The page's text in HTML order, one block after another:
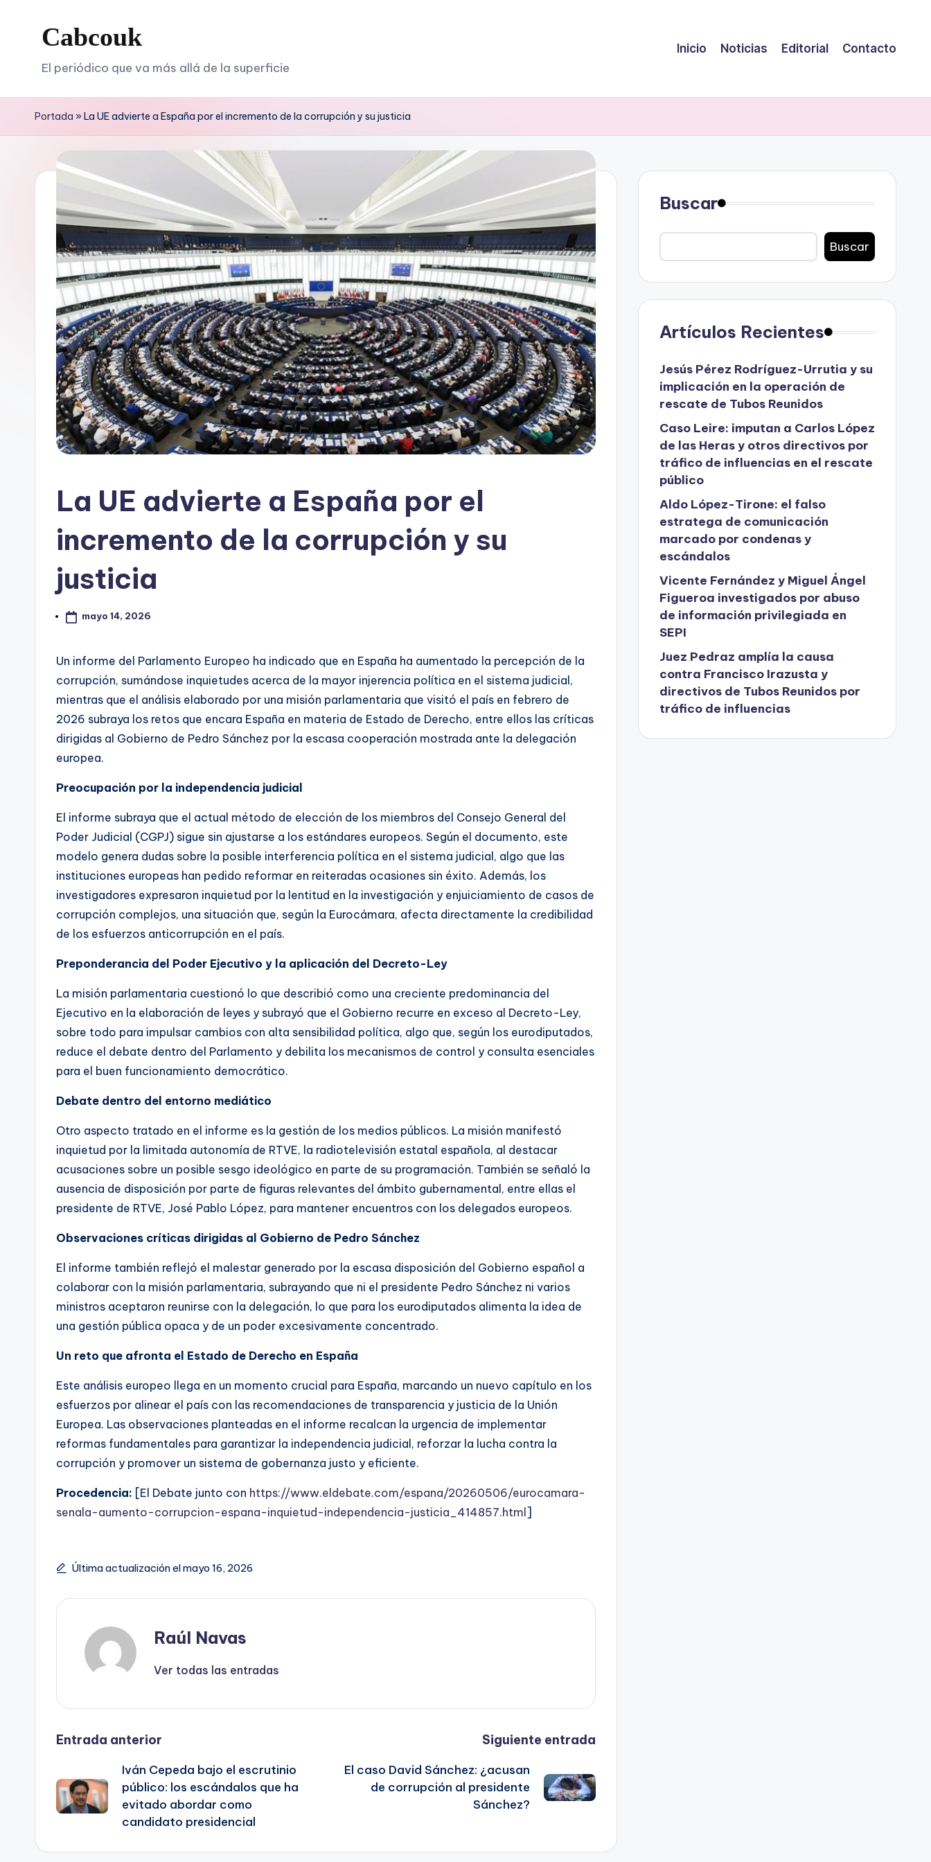
contenido
Cabcouk
El periódico que va más allá de la superficie
Inicio Noticias Editorial Contacto
Portada »La UE advierte a España por el incremento de la corrupción y su justicia
La UE advierte a España por el
incremento de la corrupción y su
justicia
mayo 14, 2026
Un informe del Parlamento Europeo ha indicado que en España ha aumentado la percepción de la
corrupción, sumándose inquietudes acerca de la mayor injerencia política en el sistema judicial,
mientras que el análisis elaborado por una misión parlamentaria que visitó el país en febrero de
2026 subraya los retos que encara España en materia de Estado de Derecho, entre ellos las críticas
dirigidas al Gobierno de Pedro Sánchez por la escasa cooperación mostrada ante la delegación
europea.
Preocupación por la independencia judicial
El informe subraya que el actual método de elección de los miembros del Consejo General del
Poder Judicial (CGPJ) sigue sin ajustarse a los estándares europeos. Según el documento, este
modelo genera dudas sobre la posible interferencia política en el sistema judicial, algo que las
instituciones europeas han pedido reformar en reiteradas ocasiones sin éxito. Además, los
investigadores expresaron inquietud por la lentitud en la investigación y enjuiciamiento de casos de
corrupción complejos, una situación que, según la Eurocámara, afecta directamente la credibilidad
de los esfuerzos anticorrupción en el país.
Preponderancia del Poder Ejecutivo y la aplicación del Decreto-Ley
La misión parlamentaria cuestionó lo que describió como una creciente predominancia del
Ejecutivo en la elaboración de leyes y subrayó que el Gobierno recurre en exceso al Decreto-Ley,
sobre todo para impulsar cambios con alta sensibilidad política, algo que, según los eurodiputados,
reduce el debate dentro del Parlamento y debilita los mecanismos de control y consulta esenciales
para el buen funcionamiento democrático.
Debate dentro del entorno mediático
Otro aspecto tratado en el informe es la gestión de los medios públicos. La misión manifestó
inquietud por la limitada autonomía de RTVE, la radiotelevisión estatal española, al destacar
acusaciones sobre un posible sesgo ideológico en parte de su programación. También se señaló la
ausencia de disposición por parte de figuras relevantes del ámbito gubernamental, entre ellas el
presidente de RTVE, José Pablo López, para mantener encuentros con los delegados europeos.
Observaciones críticas dirigidas al Gobierno de Pedro Sánchez
El informe también reflejó el malestar generado por la escasa disposición del Gobierno español a
colaborar con la misión parlamentaria, subrayando que ni el presidente Pedro Sánchez ni varios
ministros aceptaron reunirse con la delegación, lo que para los eurodiputados alimenta la idea de
una gestión pública opaca y de un poder excesivamente concentrado.
Un reto que afronta el Estado de Derecho en España
Este análisis europeo llega en un momento crucial para España, marcando un nuevo capítulo en los
esfuerzos por alinear el país con las recomendaciones de transparencia y justicia de la Unión
Europea. Las observaciones planteadas en el informe recalcan la urgencia de implementar
reformas fundamentales para garantizar la independencia judicial, reforzar la lucha contra la
corrupción y promover un sistema de gobernanza justo y eficiente.
Procedencia: [El Debate junto con https://www.eldebate.com/espana/20260506/eurocamara-
senala-aumento-corrupcion-espana-inquietud-independencia-justicia_414857.html ]
Última actualización el mayo 16, 2026
Raúl Navas
Ver todas las entradas
Navegación
de
entradas
Entrada anterior
Iván Cepeda bajo el escrutinio
público: los escándalos que ha
evitado abordar como
candidato presidencial
Siguiente entrada
El caso David Sánchez: ¿acusan
de corrupción al presidente
Sánchez?
Buscar
Buscar
Artículos Recientes
Jesús Pérez Rodríguez-Urrutia y su
implicación en la operación de
rescate de Tubos Reunidos
Caso Leire: imputan a Carlos López
de las Heras y otros directivos por
tráfico de influencias en el rescate
público
Aldo López-Tirone: el falso
estratega de comunicación
marcado por condenas y
escándalos
Vicente Fernández y Miguel Ángel
Figueroa investigados por abuso
de información privilegiada en
SEPI
Juez Pedraz amplía la causa
contra Francisco Irazusta y
directivos de Tubos Reunidos por
tráfico de influencias